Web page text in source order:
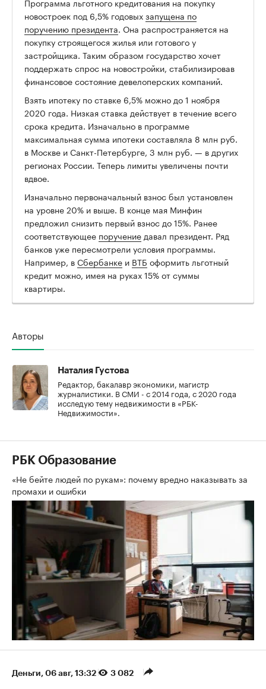
новостроек под 6,5% годовыхзапущена по
поручению президента. Она распространяется на
покупку строящегося жилья или готового у
застройщика. Таким образом государство хочет
поддержать спрос на новостройки, стабилизировав
финансовое состояние девелоперских компаний.
Взять ипотеку по ставке 6,5% можно до 1 ноября
2020 года. Низкая ставка действует в течение всего
срока кредита. Изначально в программе
максимальная сумма ипотеки составляла 8 млн руб.
в Москве и Санкт-Петербурге, 3 млн руб. — в других
регионах России. Теперь лимиты увеличены почти
вдвое.
Изначально первоначальный взнос был установлен
на уровне 20% и выше. В конце мая Минфин
предложил снизить первый взнос до 15%. Ранее
соответствующее поручение давал президент. Ряд
банков уже пересмотрели условия программы.
Например, вСбербанке и ВТБ оформить льготный
кредит можно, имея на руках 15% от суммы
квартиры.
Авторы
Наталия Густова
Редактор, бакалавр экономики, магистр
журналистики. В СМИ - с 2014 года, с 2020 года
исследую тему недвижимости в «РБК-
Недвижимости».
РБК Образование
«Не бейте людей по рукам»: почему вредно наказывать за
промахи и ошибки
Деньги 06 авг, 13:32 3 082